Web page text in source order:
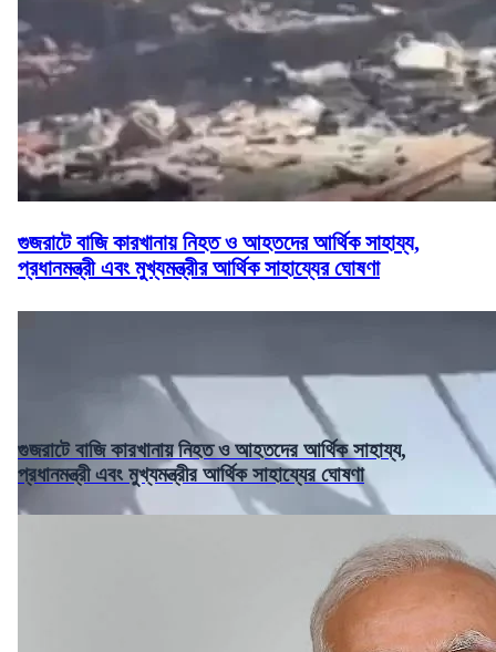
গুজরাটে বাজি কারখানায় নিহত ও আহতদের আর্থিক সাহায্য,
প্রধানমন্ত্রী এবং মুখ্যমন্ত্রীর আর্থিক সাহায্যের ঘোষণা
গুজরাটে বাজি কারখানায় নিহত ও আহতদের আর্থিক সাহায্য,
প্রধানমন্ত্রী এবং মুখ্যমন্ত্রীর আর্থিক সাহায্যের ঘোষণা